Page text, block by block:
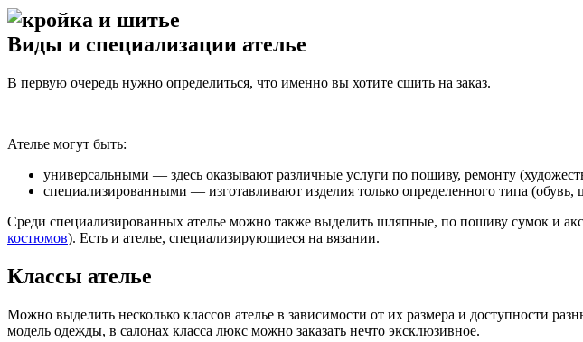
Виды и специализации ателье
В первую очередь нужно определиться, что именно вы хотите сшить на заказ.
Ателье могут быть:
универсальными — здесь оказывают различные услуги по пошиву, ремонту
специализированными — изготавливают изделия только определенного типа
Среди специализированных ателье можно также выделить шляпные, по пошиву сумок и
костюмов). Есть и ателье, специализирующиеся на вязании.
Классы ателье
Можно выделить несколько классов ателье в зависимости от их размера и доступности
модель одежды, в салонах класса люкс можно заказать нечто эксклюзивное.